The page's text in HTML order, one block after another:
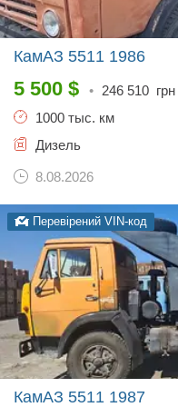
КамАЗ 5511 1986
5 500 $ • 246 510 грн
1000 тыс. км
Дизель
8.08.2026
Перевірений VIN-код
КамАЗ 5511 1987